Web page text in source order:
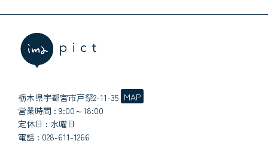
栃木県宇都宮市戸祭2-11-35 MAP
営業時間 : 9:00～18:00
定休日 : 水曜日
電話 : 028-611-1266